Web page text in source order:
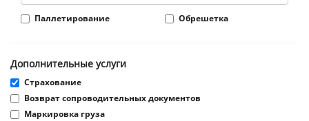
Паллетирование Обрешетка
Дополнительные услуги
Страхование
Возврат сопроводительных документов
Маркировка груза